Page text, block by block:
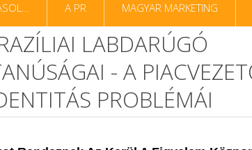
A PR MAGYAR MARKETING
LABDARÚGÓ
- A
PROBLÉMÁI